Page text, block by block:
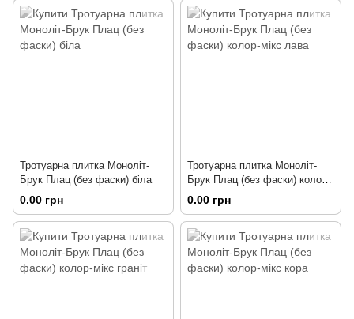
Тротуарна плитка Моноліт-
Брук Плац (без фаски) біла
0.00 грн
Тротуарна плитка Моноліт-
Брук Плац (без фаски) колор-
мікс лава
0.00 грн